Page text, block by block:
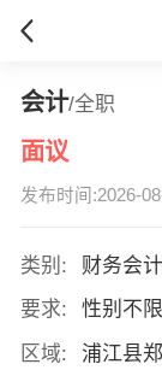
会计/全职
面议
发布时间:2026-
类别:
财务会计
要求:
性别不
区域:
浦江县